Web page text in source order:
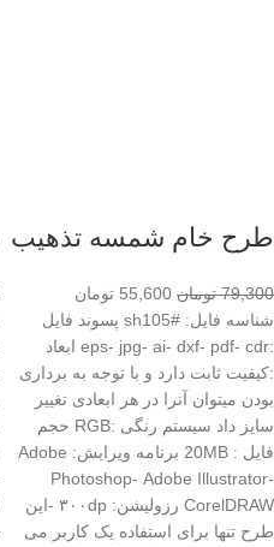
طرح خام شمسه تذهیب
79,300 تومان 55,600 تومان
شناسه فایل: #sh105 پسوند فایل
:eps- jpg- ai- dxf- pdf- cdr ابعاد
:کیفیت ثابت دارد و با توجه به برداری
بودن میتوان آنرا در هر ابعادی تغییر
سایز داد سیستم رنگی :RGB حجم
فایل : 20MB برنامه ویرایش: Adobe
Photoshop- Adobe Illustrator-
CorelDRAW رزولیشن: ۳۰۰dp -این
طرح تنها برای استفاده یک کاربر می